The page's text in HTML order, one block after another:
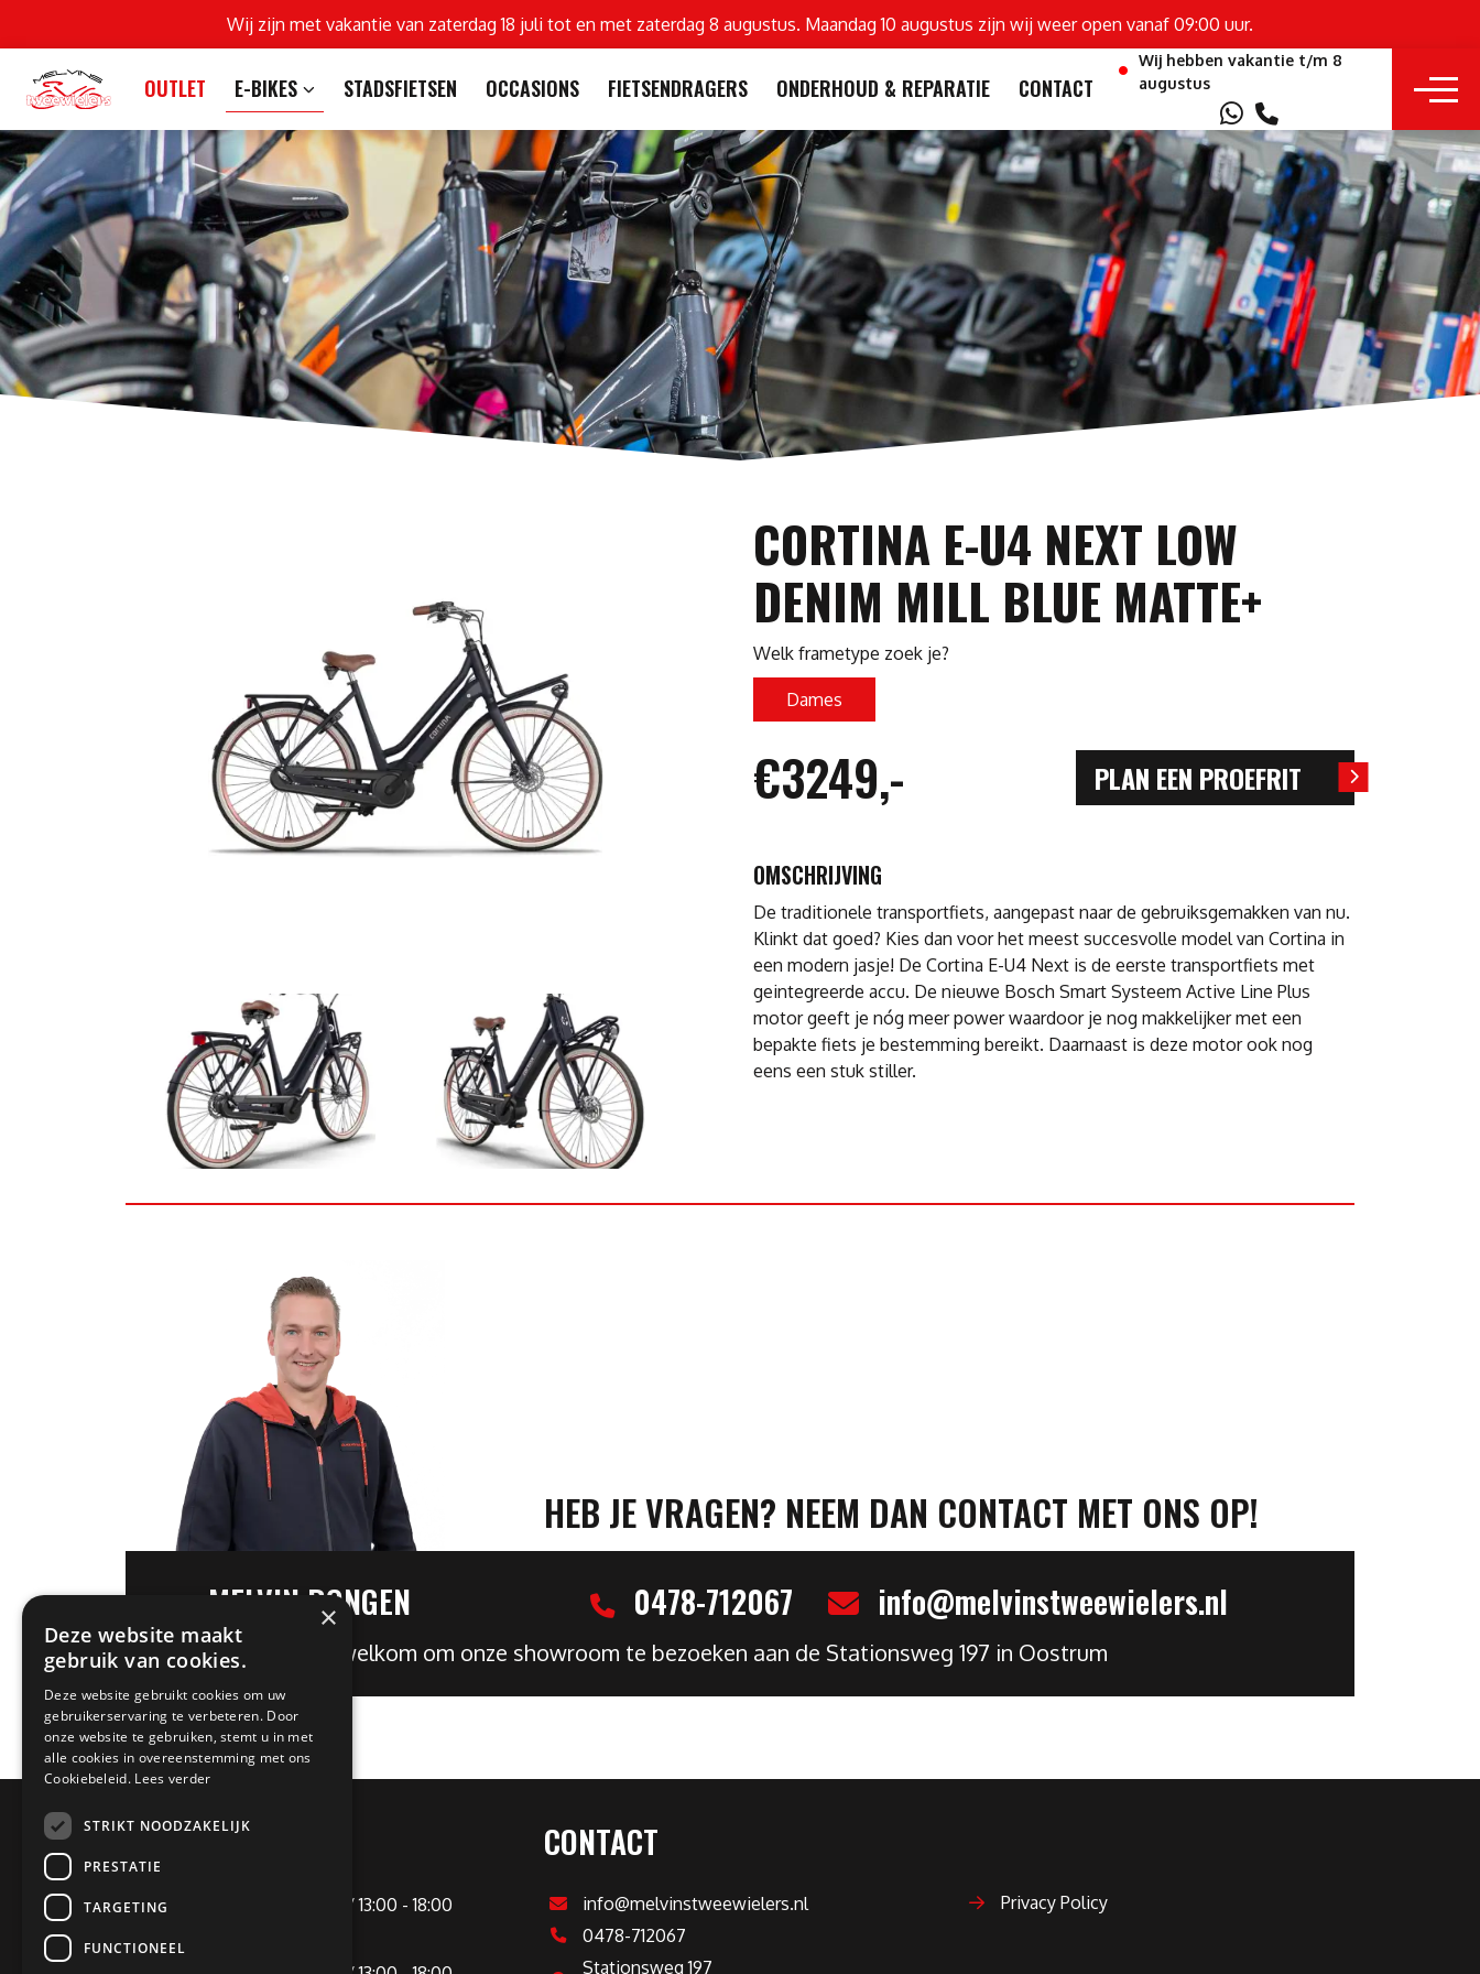
Wij zijn met vakantie van zaterdag 18 juli tot en met zaterdag 8 augustus. Maandag 10 augustus zijn wij weer open vanaf 09:00 uur.
OUTLET E-BIKES STADSFIETSEN OCCASIONS FIETSENDRAGERS ONDERHOUD & REPARATIE CONTACT
Wij hebben vakantie t/m 8
augustus
CORTINA E-U4 NEXT LOW
DENIM MILL BLUE MATTE+
Welk frametype zoek je?
Dames
€3249,- PLAN EEN PROEFRIT
OMSCHRIJVING
De traditionele transportfiets, aangepast naar de gebruiksgemakken van nu.
Klinkt dat goed? Kies dan voor het meest succesvolle model van Cortina in
een modern jasje! De Cortina E-U4 Next is de eerste transportfiets met
geintegreerde accu. De nieuwe Bosch Smart Systeem Active Line Plus
motor geeft je nóg meer power waardoor je nog makkelijker met een
bepakte fiets je bestemming bereikt. Daarnaast is deze motor ook nog
eens een stuk stiller.
HEB JE VRAGEN? NEEM DAN CONTACT MET ONS OP!
MELVIN RONGEN 0478-712067 info@melvinstweewielers.nl
Je bent altijd welkom om onze showroom te bezoeken aan de Stationsweg 197 in Oostrum
OPENINGSTIJDEN
Maandag
09:00 - 12:00 / 13:00 - 18:00
Dinsdag
CONTACT
info@melvinstweewielers.nl
0478-712067
Stationsweg 197
Privacy Policy
×
Deze website maakt
gebruik van cookies.
Deze website gebruikt cookies om uw
gebruikerservaring te verbeteren. Door
onze website te gebruiken, stemt u in met
alle cookies in overeenstemming met ons
Cookiebeleid. Lees verder
STRIKT NOODZAKELIJK
PRESTATIE
TARGETING
FUNCTIONEEL